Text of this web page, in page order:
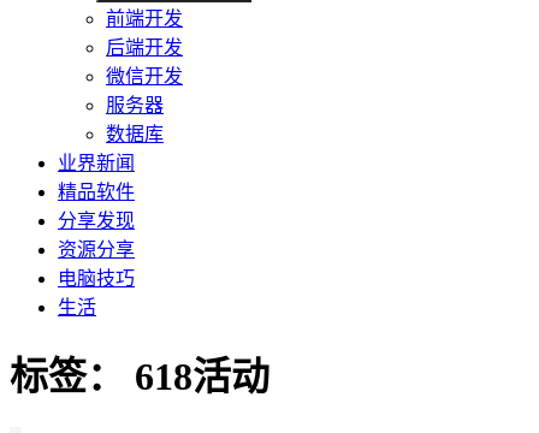
前端开发
后端开发
微信开发
服务器
数据库
业界新闻
精品软件
分享发现
资源分享
电脑技巧
生活
标签： 618活动